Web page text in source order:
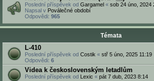
Poslední příspěvek od Gargamel « sob 24 úno, 2024
Napsal v Poválečné období
Odpovědi: 965
Témata
L-410
Poslední příspěvek od Costik « stř 5 úno, 2025 11:19
Odpovědi: 6
Videa k československým letadlům
Poslední příspěvek od Lexic « pát 7 dub, 2023 8:14